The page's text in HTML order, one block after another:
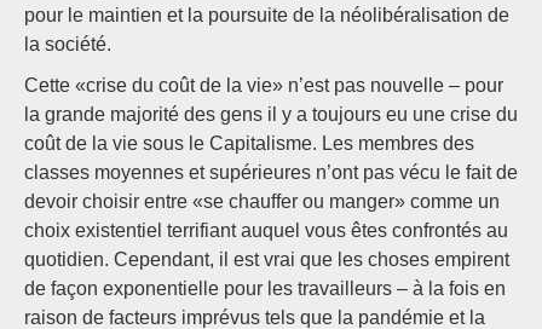
pour le maintien et la poursuite de la néolibéralisation de
la société.
Cette «crise du coût de la vie» n’est pas nouvelle – pour
la grande majorité des gens il y a toujours eu une crise du
coût de la vie sous le Capitalisme. Les membres des
classes moyennes et supérieures n’ont pas vécu le fait de
devoir choisir entre «se chauffer ou manger» comme un
choix existentiel terrifiant auquel vous êtes confrontés au
quotidien. Cependant, il est vrai que les choses empirent
de façon exponentielle pour les travailleurs – à la fois en
raison de facteurs imprévus tels que la pandémie et la